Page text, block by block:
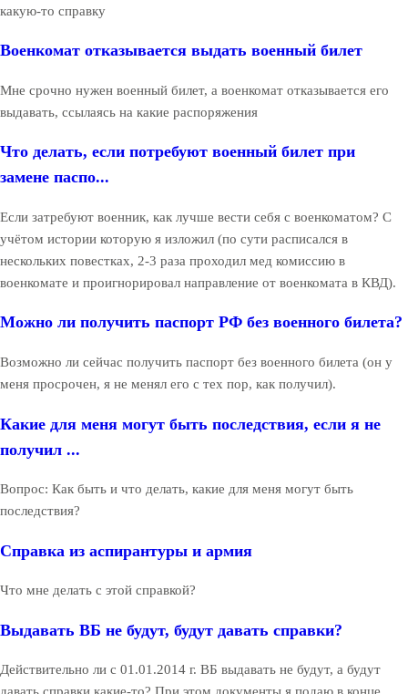
какую-то справку
Военкомат отказывается выдать военный билет
Мне срочно нужен военный билет, а военкомат отказывается его
выдавать, ссылаясь на какие распоряжения
Что делать, если потребуют военный билет при
замене паспо...
Если затребуют военник, как лучше вести себя с военкоматом? С
учётом истории которую я изложил (по сути расписался в
нескольких повестках, 2-3 раза проходил мед комиссию в
военкомате и проигнорировал направление от военкомата в КВД).
Можно ли получить паспорт РФ без военного билета?
Возможно ли сейчас получить паспорт без военного билета (он у
меня просрочен, я не менял его с тех пор, как получил).
Какие для меня могут быть последствия, если я не
получил ...
Вопрос: Как быть и что делать, какие для меня могут быть
последствия?
Справка из аспирантуры и армия
Что мне делать с этой справкой?
Выдавать ВБ не будут, будут давать справки?
Действительно ли с 01.01.2014 г. ВБ выдавать не будут, а будут